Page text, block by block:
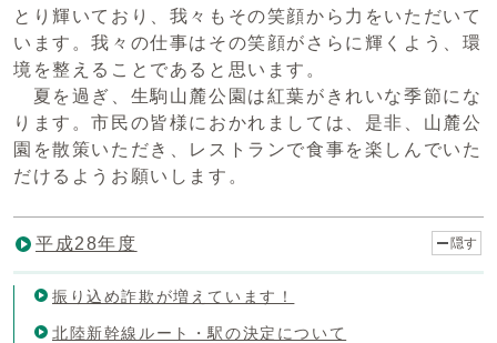
とり輝いており、我々もその笑顔から力をいただいて
います。我々の仕事はその笑顔がさらに輝くよう、環
境を整えることであると思います。
夏を過ぎ、生駒山麓公園は紅葉がきれいな季節にな
ります。市民の皆様におかれましては、是非、山麓公
園を散策いただき、レストランで食事を楽しんでいた
だけるようお願いします。
平成28年度 隠す
振り込め詐欺が増えています！
北陸新幹線ルート・駅の決定について